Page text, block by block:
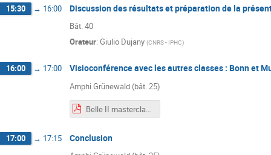
15:30 → 16:00 Discussion des résultats et préparation de la
Bât. 40
Orateur: Giulio Dujany (CNRS - IPHC)
16:00 → 17:00 Visioconférence avec les autres classes : Bonn et
Amphi Grünewald (bât. 25)
Belle II masterclasses IPHC.pdf
17:00 → 17:15 Conclusion